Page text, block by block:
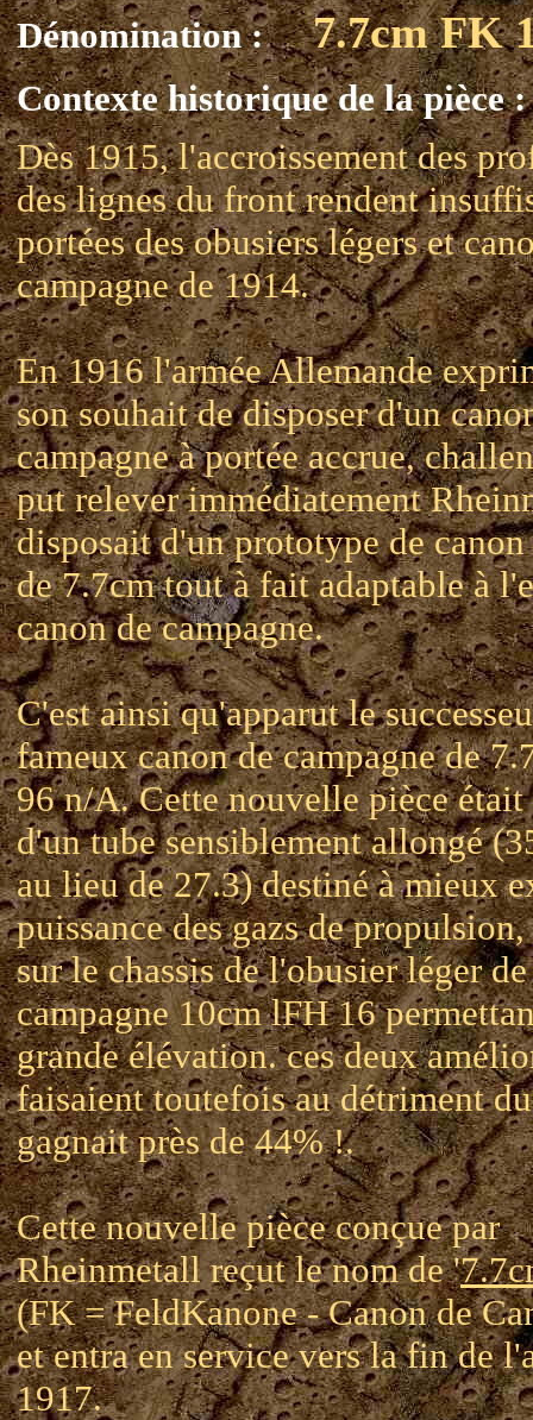
Dénomination : 7.7cm FK
Contexte historique de la pièce :
Dès 1915, l'accroissement des
des lignes du front rendent
portées des obusiers légers et
campagne de 1914.
En 1916 l'armée Allemande
son souhait de disposer d'un
campagne à portée accrue,
put relever immédiatement
disposait d'un prototype de
de 7.7cm tout à fait adaptable à
canon de campagne.
C'est ainsi qu'apparut le
fameux canon de campagne de
96 n/A. Cette nouvelle pièce était
d'un tube sensiblement allongé
au lieu de 27.3) destiné à mieux
puissance des gazs de
sur le chassis de l'obusier léger de
campagne 10cm lFH 16
grande élévation. ces deux
faisaient toutefois au détriment
gagnait près de 44% !.
Cette nouvelle pièce conçue par
Rheinmetall reçut le nom de '
(FK = FeldKanone - Canon de
et entra en service vers la fin de
1917.